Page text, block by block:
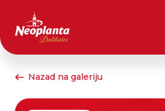
Nazad na galeriju